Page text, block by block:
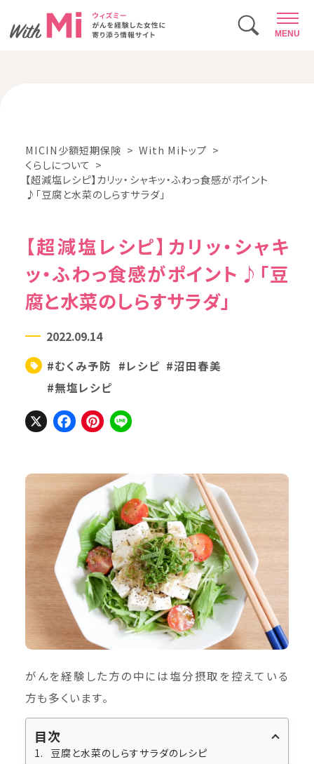
MENU
MICIN少額短期保険
With Miトップ
くらしについて
【超減塩レシピ】カリッ・シャキッ・ふわっ食感がポイント
♪「豆腐と水菜のしらすサラダ」
【超減塩レシピ】カリッ・シャキ
ッ・ふわっ食感がポイント♪「豆
腐と水菜のしらすサラダ」
2022.09.14
#むくみ予防 #レシピ #沼田春美
#無塩レシピ
X Facebook
Pinterest
がんを経験した方の中には塩分摂取を控えている
方も多くいます。
目次
豆腐と水菜のしらすサラダのレシピ